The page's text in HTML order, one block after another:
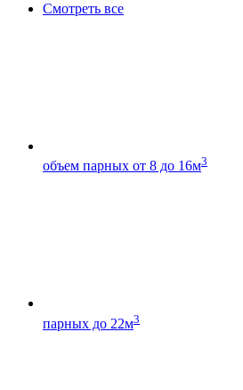
Смотреть все
объем парных от 8 до 16м3
парных до 22м3